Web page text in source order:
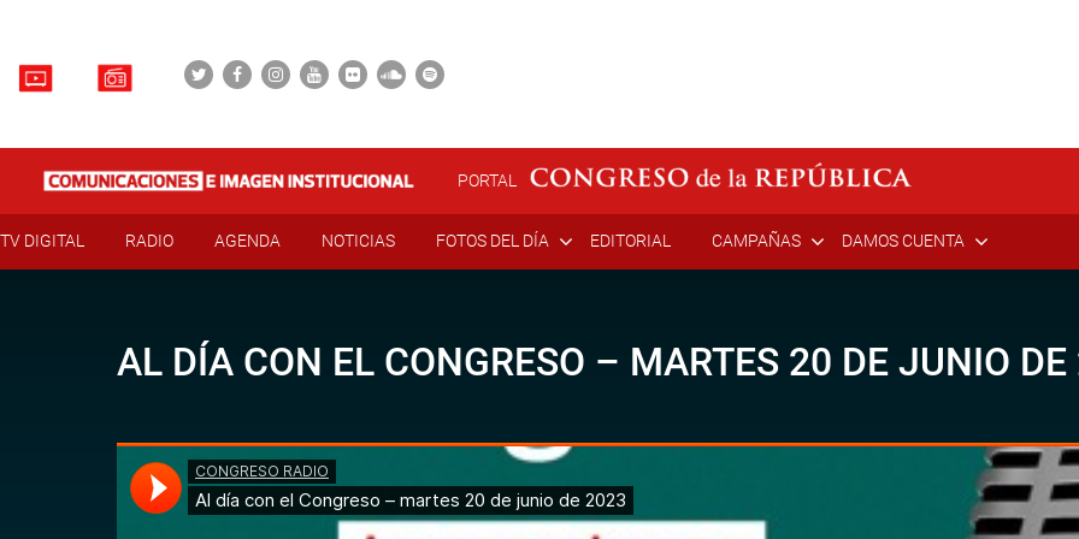
PORTAL
TV DIGITAL RADIO AGENDA NOTICIAS FOTOS DEL DÍA EDITORIAL CAMPAÑAS DAMOS CUENTA
AL DÍA CON EL CONGRESO – MARTES 20 DE JUNIO